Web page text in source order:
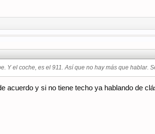
Y el coche, es el 911. Así que no hay más que hablar.
acuerdo y si no tiene techo ya hablando de